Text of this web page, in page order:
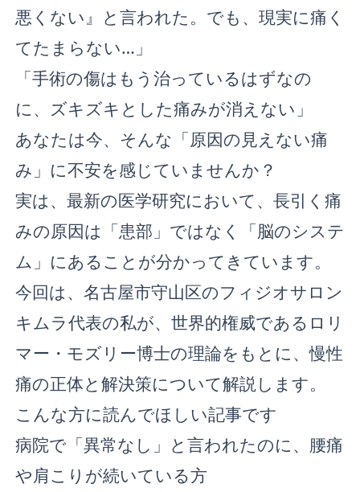
悪くない』と言われた。でも、現実に痛く
てたまらない…」
「手術の傷はもう治っているはずなの
に、ズキズキとした痛みが消えない」
あなたは今、そんな「原因の見えない痛
み」に不安を感じていませんか？
実は、最新の医学研究において、長引く痛
みの原因は「患部」ではなく「脳のシステ
ム」にあることが分かってきています。
今回は、名古屋市守山区のフィジオサロン
キムラ代表の私が、世界的権威であるロリ
マー・モズリー博士の理論をもとに、慢性
痛の正体と解決策について解説します。
こんな方に読んでほしい記事です
病院で「異常なし」と言われたのに、腰痛
や肩こりが続いている方